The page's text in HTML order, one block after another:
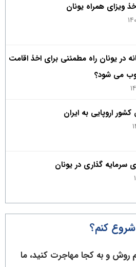
ویزای همراه یونان
در یونان راه مطمئنی برای اخذ اقامت
می شود؟
اروپایی به ایران
سرمایه گذاری در یونان
کنم؟
روش و به کجا مهاجرت کنید، ما